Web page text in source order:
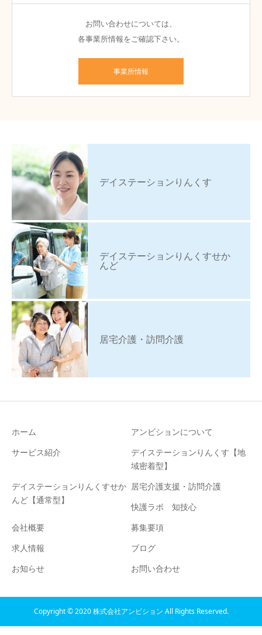
お問い合わせについては、
各事業所情報をご確認下さい。
事業所情報
デイステーションりんくす
デイステーションりんくすせか
んど
居宅介護・訪問介護
ホーム
アンビションについて
サービス紹介
デイステーションりんくす【地
域密着型】
デイステーションりんくすせか
んど【通常型】
居宅介護支援・訪問介護
快護ラボ 知技心
会社概要
募集要項
求人情報
ブログ
お知らせ
お問い合わせ
Copyright © 2020 株式会社アンビション All Rights Reserved.